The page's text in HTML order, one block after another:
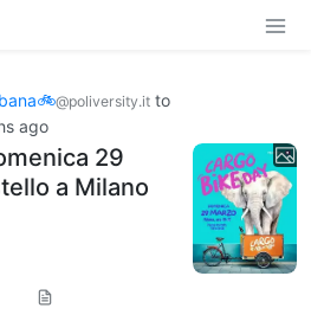
@poliversity.it to
ago
29
a Milano